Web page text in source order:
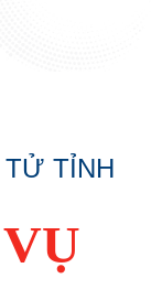
TỈNH